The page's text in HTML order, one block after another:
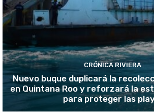
CRÓNICA RIVIERA
Nuevo buque duplicará la
en Quintana Roo y reforzará la
para proteger las